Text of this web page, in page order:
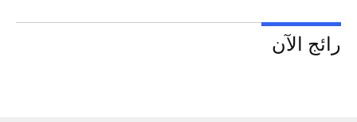
رائج الآن